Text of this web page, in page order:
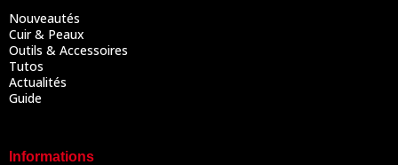
Nouveautés
Cuir & Peaux
Outils & Accessoires
Tutos
Actualités
Guide
Informations